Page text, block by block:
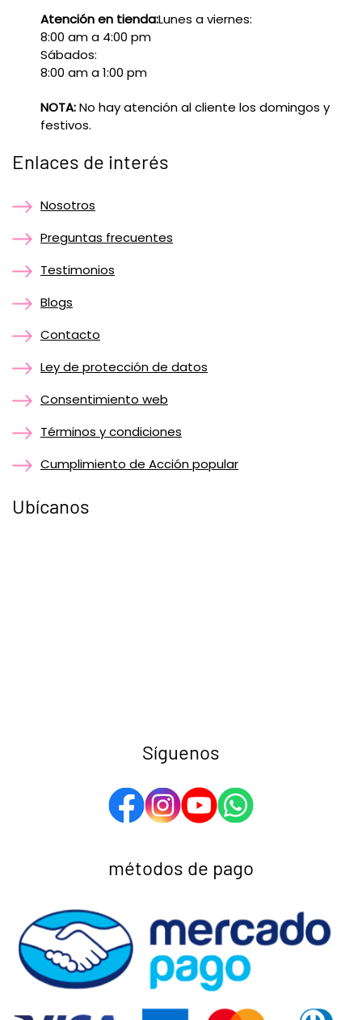
Atención en tienda:Lunes a viernes:
8:00 am a 4:00 pm
Sábados:
8:00 am a 1:00 pm
NOTA:No hay atención al cliente los domingos y
festivos.
Enlaces de interés
Nosotros
Preguntas frecuentes
Testimonios
Blogs
Contacto
Ley de protección de datos
Consentimiento web
Términos y condiciones
Cumplimiento de Acción popular
Ubícanos
Síguenos
métodos de pago